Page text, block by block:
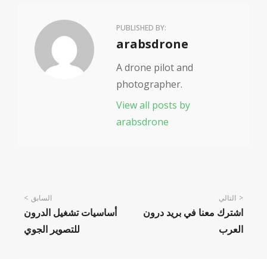
PUBLISHED BY:
Author:
arabsdrone
A drone pilot and
photographer.
View all posts by
arabsdrone
Post
navigation
السابق
أساسيات تشغيل الدرون
للتصوير الجوي
التالي
اشترك معنا في بريد درون
العرب